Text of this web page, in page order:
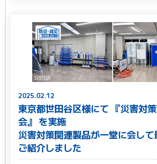
2025.02.12
東京都世⽥⾕区様にて 『災害対
会』 を実施
災害対策関連製品が⼀堂に会して
ご紹介しました